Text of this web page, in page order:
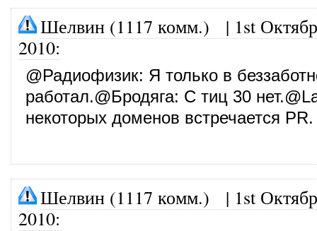
Шелвин (1117 комм.) | 1st
2010:
@Радиофизик: Я только в
работал.@Бродяга: С тиц 30 нет.@
некоторых доменов встречается PR.
Шелвин (1117 комм.) | 1st
2010: